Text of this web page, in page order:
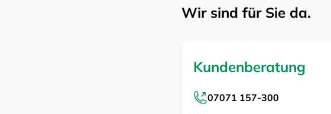
Wir sind für Sie da.
Kundenberatung
07071 157-300